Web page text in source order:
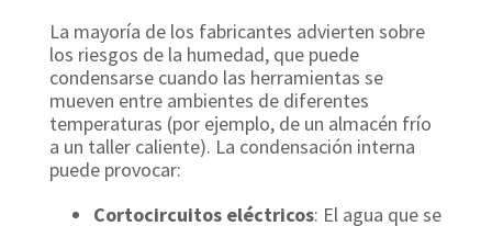
La mayoría de los fabricantes advierten sobre
los riesgos de la humedad, que puede
condensarse cuando las herramientas se
mueven entre ambientes de diferentes
temperaturas (por ejemplo, de un almacén frío
a un taller caliente). La condensación interna
puede provocar:
Cortocircuitos eléctricos: El agua que se